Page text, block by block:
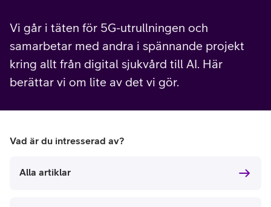
Vi går i täten för 5G-utrullningen och
samarbetar med andra i spännande projekt
kring allt från digital sjukvård till AI. Här
berättar vi om lite av det vi gör.
Vad är du intresserad av?
Alla artiklar